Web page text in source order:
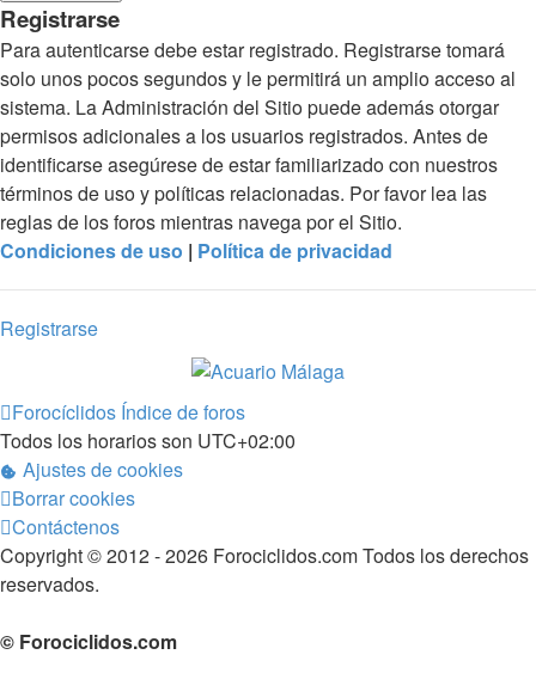
Registrarse
Para autenticarse debe estar registrado. Registrarse tomará
solo unos pocos segundos y le permitirá un amplio acceso al
sistema. La Administración del Sitio puede además otorgar
permisos adicionales a los usuarios registrados. Antes de
identificarse asegúrese de estar familiarizado con nuestros
términos de uso y políticas relacionadas. Por favor lea las
reglas de los foros mientras navega por el Sitio.
Condiciones de uso | Política de privacidad
Registrarse
Forocíclidos Índice de foros
Todos los horarios son UTC+02:00
Ajustes de cookies
Borrar cookies
Contáctenos
Copyright © 2012 - 2026 Forociclidos.com Todos los derechos
reservados.
© Forociclidos.com